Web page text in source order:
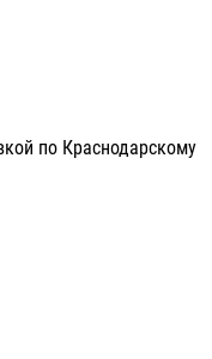
по Краснодарскому